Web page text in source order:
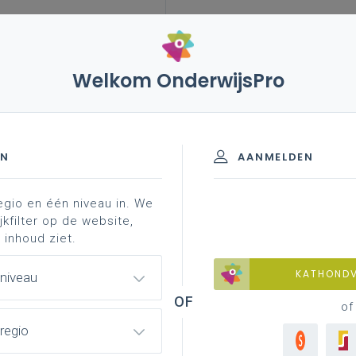
vakken en leerplannen 3de graad
finaliteit
achtergrond
Welkom OnderwijsPro
AANMELDEN
of
en één niveau in. We
op de website,
ziet.